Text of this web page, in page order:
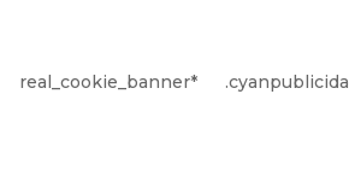
real_cookie_banner*